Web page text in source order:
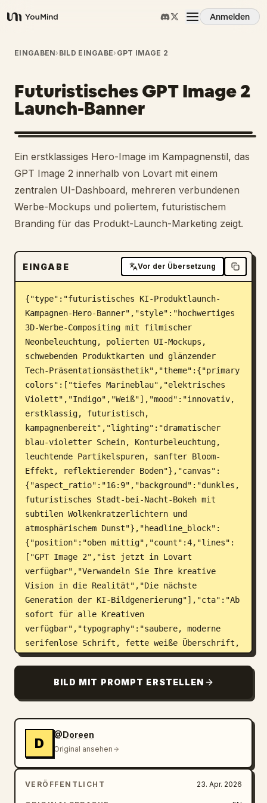
YouMind
Anmelden
Übersicht
Anwendungsfälle
Fähigkeiten
Prompts
Preise
Blog
Updates
EINGABEN› BILD EINGABE› GPT IMAGE 2
Futuristisches GPT Image 2
Launch-Banner
Ein erstklassiges Hero-Image im Kampagnenstil, das
GPT Image 2 innerhalb von Lovart mit einem
zentralen UI-Dashboard, mehreren verbundenen
Werbe-Mockups und poliertem, futuristischem
Branding für das Produkt-Launch-Marketing zeigt.
EINGABE Vor der Übersetzung
{"type":"futuristisches KI-Produktlaunch-
Kampagnen-Hero-Banner","style":"hochwertiges
3D-Werbe-Compositing mit filmischer
Neonbeleuchtung, polierten UI-Mockups,
schwebenden Produktkarten und glänzender
Tech-Präsentationsästhetik","theme":{"primary
colors":["tiefes Marineblau","elektrisches
Violett","Indigo","Weiß"],"mood":"innovativ,
erstklassig, futuristisch,
kampagnenbereit","lighting":"dramatischer
blau-violetter Schein, Konturbeleuchtung,
leuchtende Partikelspuren, sanfter Bloom-
Effekt, reflektierender Boden"},"canvas":
{"aspect_ratio":"16:9","background":"dunkles,
futuristisches Stadt-bei-Nacht-Bokeh mit
subtilen Wolkenkratzerlichtern und
atmosphärischem Dunst"},"headline_block":
{"position":"oben mittig","count":4,"lines":
["GPT Image 2","ist jetzt in Lovart
verfügbar","Verwandeln Sie Ihre kreative
Vision in die Realität","Die nächste
Generation der KI-Bildgenerierung"],"cta":"Ab
sofort für alle Kreativen
verfügbar","typography":"saubere, moderne
serifenlose Schrift, fette weiße Überschrift,
kleinerer weißer und hellgrauer Untertext,
{"centerpiece":"große, leuchtende Desktop-
App-Oberfläche, die in der Mitte schwebt, mit
Energiespuren, die alle umliegenden Assets
verbinden","sections":[{"title":"links
schwebende Poster und
Geräte","position":"linke
Seite","count":5,"labels":["BEYOND POSSIBLE
vertikales Sci-Fi-Poster mit futuristischer
BILD MIT PROMPT ERSTELLEN
D
@Doreen
Original ansehen
VERÖFFENTLICHT 23. Apr. 2026